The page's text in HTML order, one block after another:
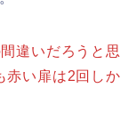
違いだろうと思
赤い扉は2回しか